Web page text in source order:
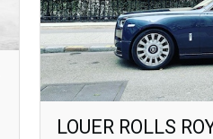
LOUER ROLLS